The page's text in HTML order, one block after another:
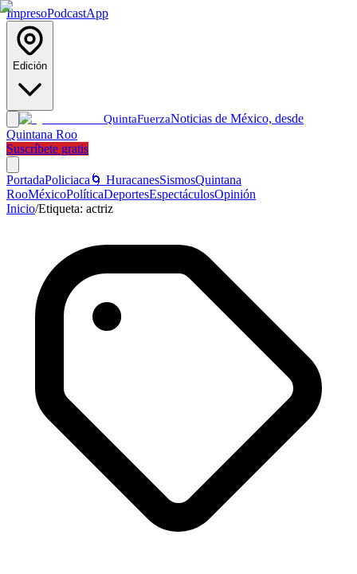
ImpresoPodcastApp
Edición
QuintaFuerzaNoticias de México, desde
Quintana Roo
Suscríbete gratis
PortadaPoliciaca 🌀 HuracanesSismosQuintana
RooMéxicoPolíticaDeportesEspectáculosOpinión
Inicio/Etiqueta: actriz